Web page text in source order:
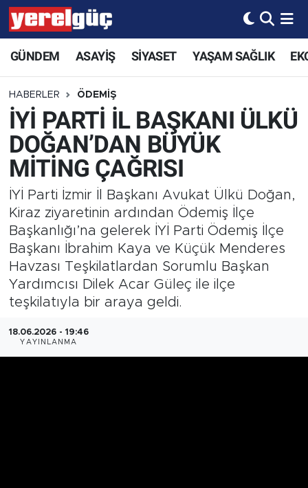
GÜNDEM ASAYİŞ SİYASET YAŞAM SAĞLIK
HABERLER ÖDEMİŞ
İYİ PARTİ İL BAŞKANI ÜLKÜ
DOĞAN’DAN BÜYÜK
MİTİNG ÇAĞRISI
İYİ Parti İzmir İl Başkanı Avukat Ülkü Doğan,
Kiraz ziyaretinin ardından Ödemiş İlçe
Başkanlığı’na gelerek İYİ Parti Ödemiş İlçe
Başkanı İbrahim Kaya ve Küçük Menderes
Havzası Teşkilatlardan Sorumlu Başkan
Yardımcısı Dilek Acar Güleç ile ilçe
teşkilatıyla bir araya geldi.
18.06.2026 - 19:46
YAYINLANMA